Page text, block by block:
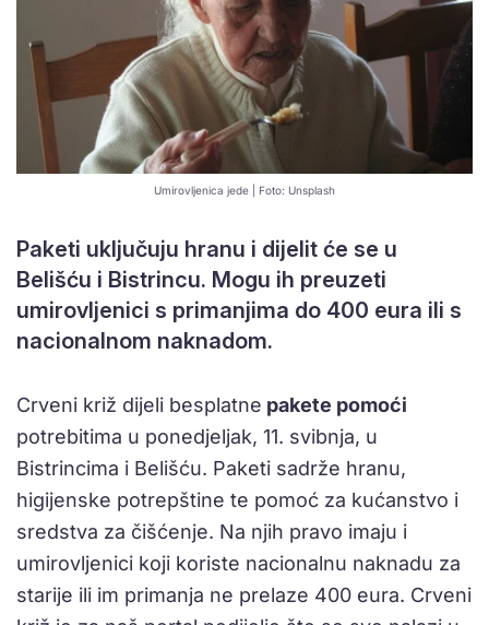
Umirovljenica jede | Foto: Unsplash
Paketi uključuju hranu i dijelit će se u
Belišću i Bistrincu. Mogu ih preuzeti
umirovljenici s primanjima do 400 eura ili s
nacionalnom naknadom.
Crveni križ dijeli besplatne pakete pomoći
potrebitima u ponedjeljak, 11. svibnja, u
Bistrincima i Belišću. Paketi sadrže hranu,
higijenske potrepštine te pomoć za kućanstvo i
sredstva za čišćenje. Na njih pravo imaju i
umirovljenici koji koriste nacionalnu naknadu za
starije ili im primanja ne prelaze 400 eura. Crveni